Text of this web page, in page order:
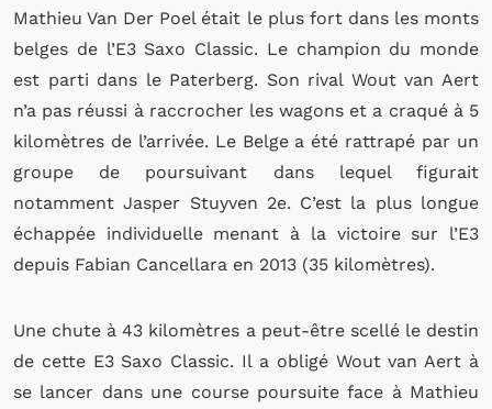
Mathieu Van Der Poel était le plus fort dans les monts
belges de l’E3 Saxo Classic. Le champion du monde
est parti dans le Paterberg. Son rival Wout van Aert
n’a pas réussi à raccrocher les wagons et a craqué à 5
kilomètres de l’arrivée. Le Belge a été rattrapé par un
groupe de poursuivant dans lequel figurait
notamment Jasper Stuyven 2e. C’est la plus longue
échappée individuelle menant à la victoire sur l’E3
depuis Fabian Cancellara en 2013 (35 kilomètres).
Une chute à 43 kilomètres a peut-être scellé le destin
de cette E3 Saxo Classic. Il a obligé Wout van Aert à
se lancer dans une course poursuite face à Mathieu